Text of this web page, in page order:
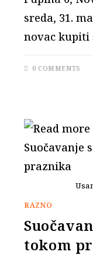
sreda, 31.
novac kupiti
0 COMMENTS
RAZNO
tokom